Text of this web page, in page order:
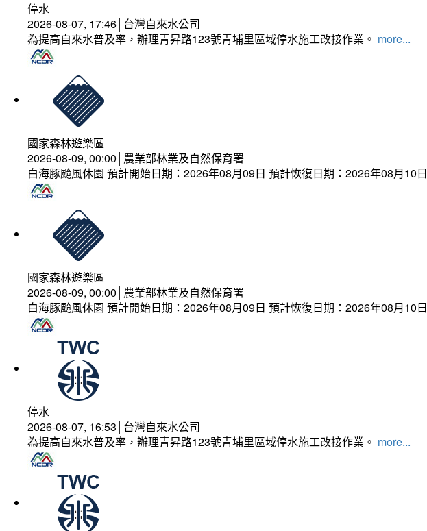
停水
2026-08-07, 17:46│台灣自來水公司
為提高自來水普及率，辦理青昇路123號青埔里區域停水施工改接作業。 more...
國家森林遊樂區
2026-08-09, 00:00│農業部林業及自然保育署
白海豚颱風休園 預計開始日期：2026年08月09日 預計恢復日期：2026年08月10日
國家森林遊樂區
2026-08-09, 00:00│農業部林業及自然保育署
白海豚颱風休園 預計開始日期：2026年08月09日 預計恢復日期：2026年08月10日
停水
2026-08-07, 16:53│台灣自來水公司
為提高自來水普及率，辦理青昇路123號青埔里區域停水施工改接作業。 more...